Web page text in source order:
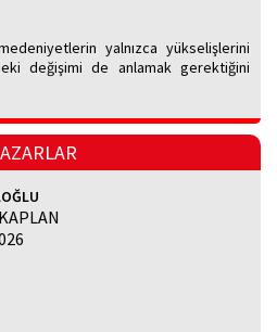
yalnızca yükselişlerini
değişimi de anlamak gerektiğini